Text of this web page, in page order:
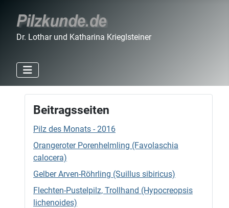
Dr. Lothar und Katharina Krieglsteiner
Beitragsseiten
Pilz des Monats - 2016
Orangeroter Porenhelmling (Favolaschia
calocera)
Gelber Arven-Röhrling (Suillus sibiricus)
Flechten-Pustelpilz, Trollhand (Hypocreopsis
lichenoides)